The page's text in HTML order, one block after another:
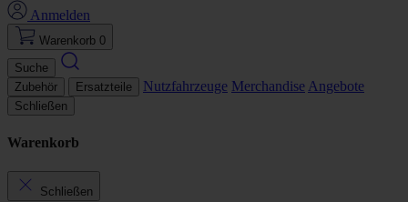
Anmelden
Warenkorb 0
Suche
Zubehör
Ersatzteile Nutzfahrzeuge Merchandise Angebote
Schließen
Warenkorb
Schließen